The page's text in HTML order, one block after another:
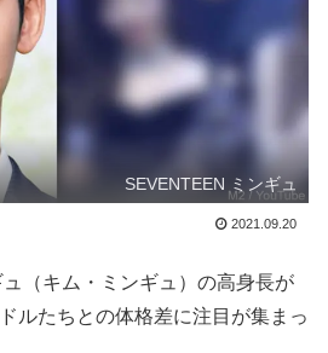
SEVENTEEN ミンギュ
2021.09.20
（キム・ミンギュ）の高身長が
ルたちとの体格差に注目が集まっ